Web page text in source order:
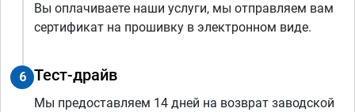
Вы оплачиваете наши услуги, мы отправляем вам
сертификат на прошивку в электронном виде.
6 Тест-драйв
Мы предоставляем 14 дней на возврат заводской